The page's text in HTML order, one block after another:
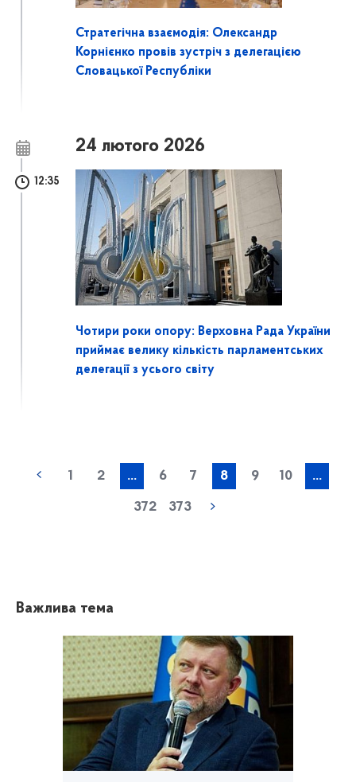
Стратегічна взаємодія: Олександр
Корнієнко провів зустріч з делегацією
Словацької Республіки
24 лютого 2026
12:35
Чотири роки опору: Верховна Рада України
приймає велику кількість парламентських
делегації з усього світу
1 2 ... 6 7 8 9 10 ...
372 373
Важлива тема